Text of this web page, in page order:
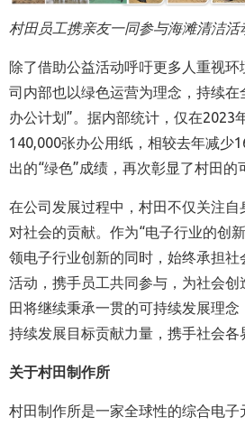
村田员工携亲友一同参与海滩清洁活
除了借助公益活动呼吁更多人重视
司内部也以绿色运营为理念，持续在
办公计划”。据内部统计，仅在2023
140,000张办公用纸，相较去年减少
出的“绿色”成绩，再次彰显了村田的
在公司发展过程中，村田不仅关注
对社会的贡献。作为“电子行业的创
领电子行业创新的同时，始终承担社
活动，携手员工共同参与，为社会
田将继续秉承一贯的可持续发展理
持续发展目标贡献力量，携手社会各
关于村田制作所
村田制作所是一家全球性的综合电子